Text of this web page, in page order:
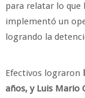
para relatar lo que
implementó un
logrando la
Efectivos lograron
años, y Luis Mario